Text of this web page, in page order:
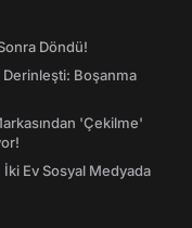
Döndü!
Boşanma
'Çekilme'
İki Ev Sosyal Medyada